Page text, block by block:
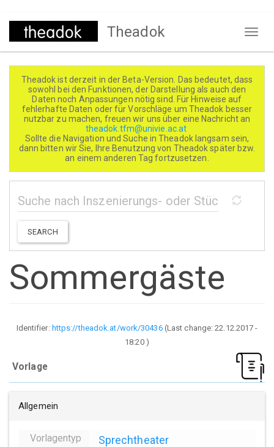
Direkt
Theadok
Theadok ist derzeit in der Beta-Version. Das bedeutet, dass
sowohl bei den Funktionen, der Darstellung als auch den
Daten noch Anpassungen nötig sind. Für Hinweise auf
fehlerhafte Daten oder für Vorschläge um Theadok besser
nutzbar zu machen, freuen wir uns über eine Nachricht an
theadok.tfm@univie.ac.at
Sollte die Navigation und Suche in Theadok langsam sein,
dann bitten wir Sie, Ihre Benutzung von Theadok später bzw.
an einem anderen Tag fortzusetzen.
SEARCH
Sommergäste
Identifier: https://theadok.at/work/30436(Last change:22.12.2017 -
18:20)
Vorlage
Allgemein
Vorlagentyp Sprechtheater